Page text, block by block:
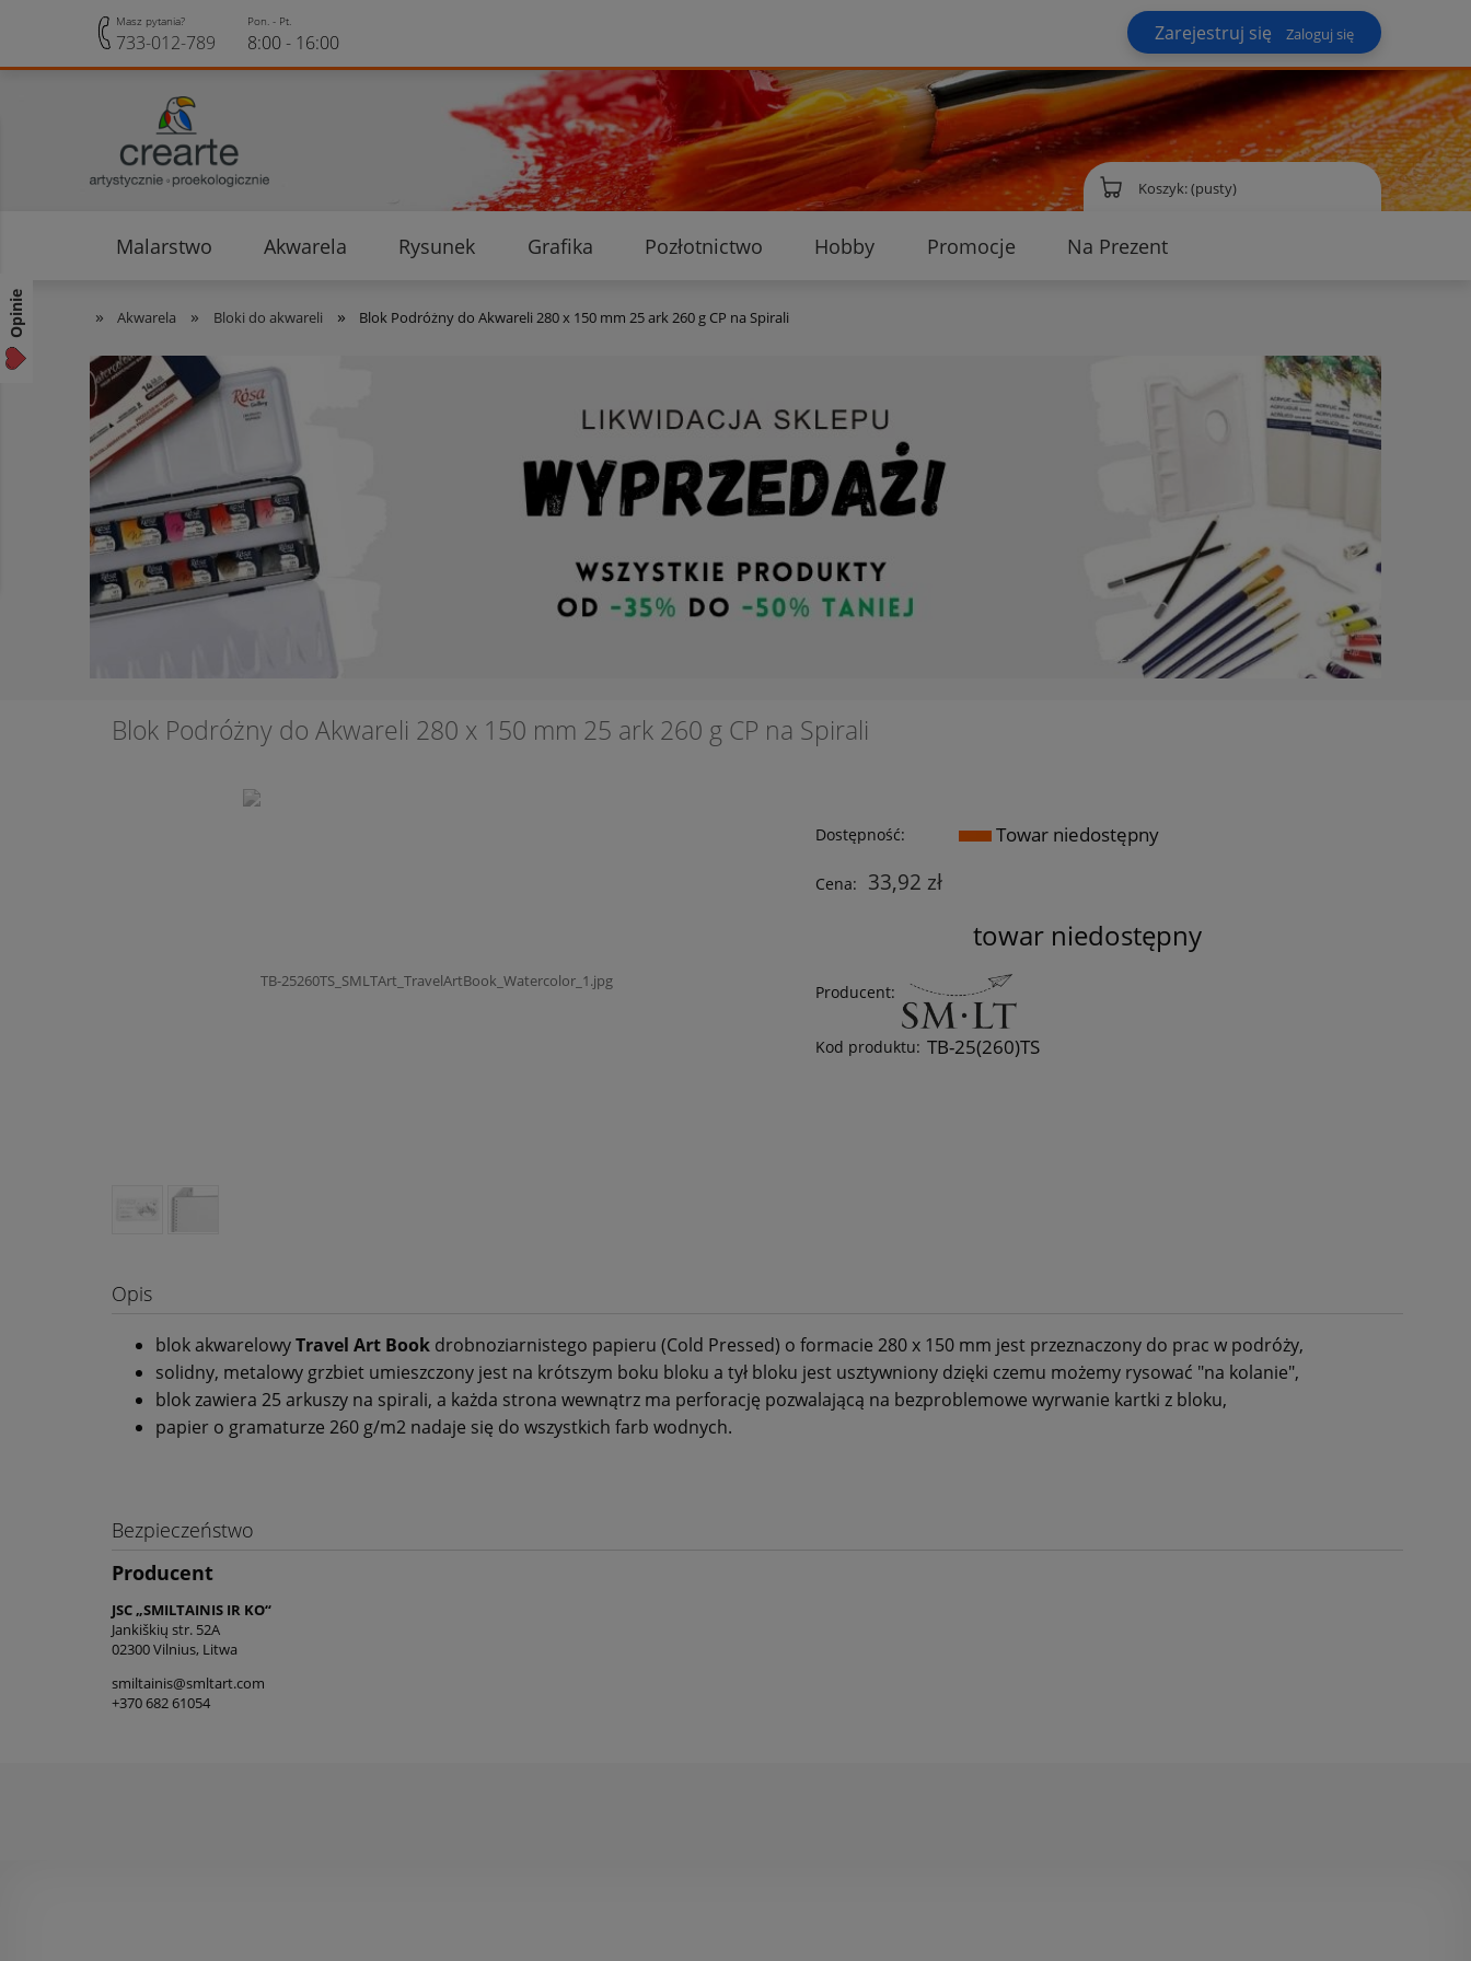
Zarejestruj się Zaloguj się
Koszyk:(pusty)
Malarstwo Akwarela Rysunek Grafika Pozłotnictwo Hobby Promocje
Na Prezent
» Akwarela » Bloki do akwareli » Blok Podróżny do Akwareli 280 x 150 mm 25 ark 260 g CP na Spirali
Blok Podróżny do Akwareli 280 x 150 mm 25 ark 260 g CP na Spirali
Dostępność: Towar niedostępny
Cena: 33,92 zł
towar niedostępny
Producent:
Kod produktu: TB-25(260)TS
Opis
blok akwarelowyTravel Art Book drobnoziarnistego papieru (Cold Pressed) o formacie 280 x 150 mm jest przeznaczony do prac w podróży,
solidny, metalowy grzbiet umieszczony jest na krótszym boku bloku a tył bloku jest usztywniony dzięki czemu możemy rysować "na kolanie",
blok zawiera 25 arkuszy na spirali, a każda strona wewnątrz ma perforację pozwalającą na bezproblemowe wyrwanie kartki z bloku,
papier o gramaturze 260 g/m2 nadaje się do wszystkich farb wodnych.
Bezpieczeństwo
Producent
JSC „SMILTAINIS IR KO“
Jankiškių str. 52A
02300 Vilnius, Litwa
smiltainis@smltart.com
+370 682 61054
Masz pytania?
733-012-789
Pon. - Pt.
8:00 - 16:00
Opinie